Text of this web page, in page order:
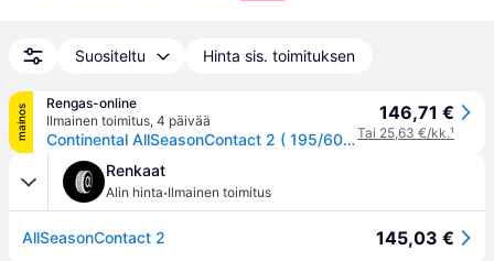
Suositeltu Hinta sis. toimituksen
mainos
Rengas-online
Ilmainen toimitus, 4 päivää
Continental AllSeasonContact 2 ( 195/60 R18 96H XL EVc )
146,71 €
Tai 25,63 €/kk.¹
Renkaat
Alin hinta·Ilmainen toimitus
AllSeasonContact 2 145,03 €